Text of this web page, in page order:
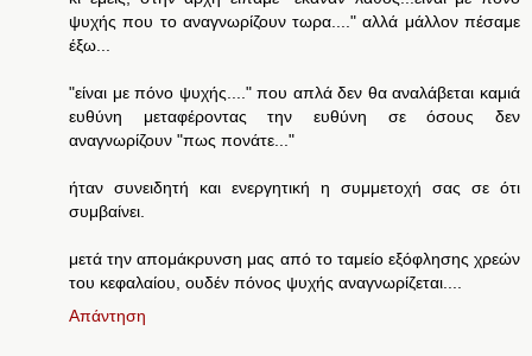
ψυχής που το αναγνωρίζουν τωρα...." αλλά μάλλον πέσαμε
έξω...
"είναι με πόνο ψυχής...." που απλά δεν θα αναλάβεται καμιά
ευθύνη μεταφέροντας την ευθύνη σε όσους δεν
αναγνωρίζουν "πως πονάτε..."
ήταν συνειδητή και ενεργητική η συμμετοχή σας σε ότι
συμβαίνει.
μετά την απομάκρυνση μας από το ταμείο εξόφλησης χρεών
του κεφαλαίου, ουδέν πόνος ψυχής αναγνωρίζεται....
Απάντηση